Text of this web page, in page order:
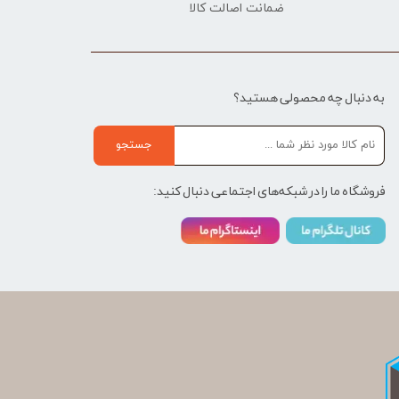
ضمانت اصالت کالا
به دنبال چه محصولی هستید؟
جستجو
فروشگاه ما را در شبکه‌های اجتماعی دنبال کنید: